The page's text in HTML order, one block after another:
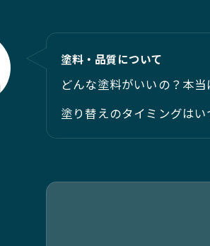
塗料・品質について
どんな塗料がいいの？本
塗り替えのタイミングは